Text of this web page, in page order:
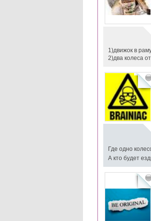
1)движок в
2)два колеса
Где одно
А кто будет